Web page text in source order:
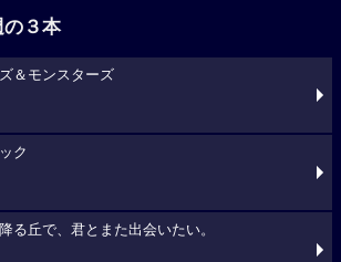
３本
＆モンスターズ
ク
る丘で、君とまた出会いたい。